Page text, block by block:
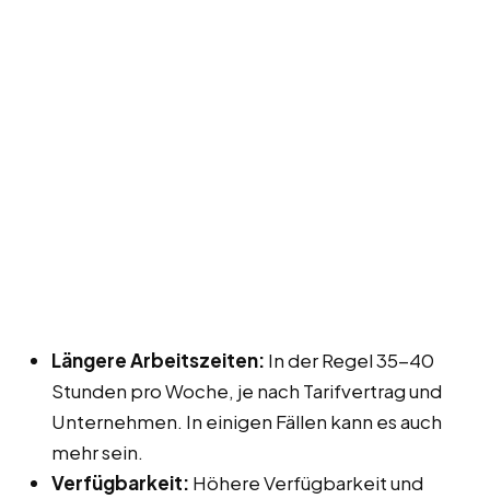
Längere Arbeitszeiten: In der Regel 35-40
Stunden pro Woche, je nach Tarifvertrag und
Unternehmen. In einigen Fällen kann es auch
mehr sein.
Verfügbarkeit: Höhere Verfügbarkeit und